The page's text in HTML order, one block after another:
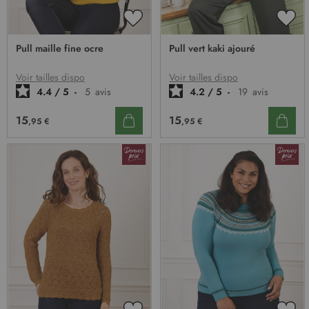
AJOUTER
D’ENVIE
Pull maille fine ocre
Voir tailles dispo
4.4 / 5 - 5 avis
15,95 €
Pull vert kaki ajouré
Voir tailles dispo
4.2 / 5 - 19 avis
15,95 €